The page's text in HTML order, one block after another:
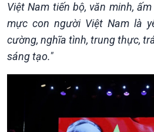
Việt Nam tiến bộ, văn minh,
mực con người Việt Nam là
cường, nghĩa tình, trung thực,
sáng tạo."